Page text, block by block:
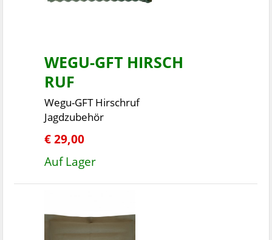
WEGU-GFT HIRSCH
RUF
Wegu-GFT Hirschruf
Jagdzubehör
€ 29,00
Auf Lager